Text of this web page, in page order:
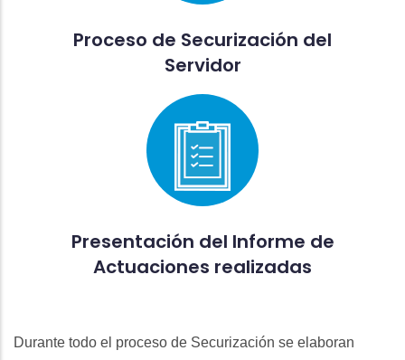
Proceso de Securización del
Servidor
Presentación del Informe de
Actuaciones realizadas
Durante todo el proceso de Securización se elaboran